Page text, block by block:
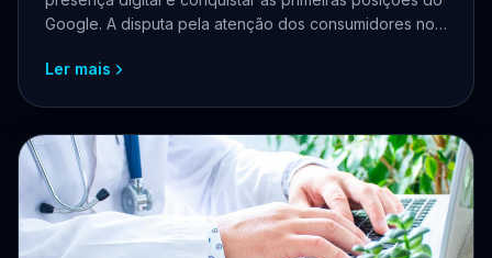
Google. A disputa pela atenção dos consumidores no
Ler mais